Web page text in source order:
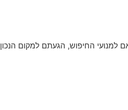
למנועי החיפוש, הגעתם למקום הנכון